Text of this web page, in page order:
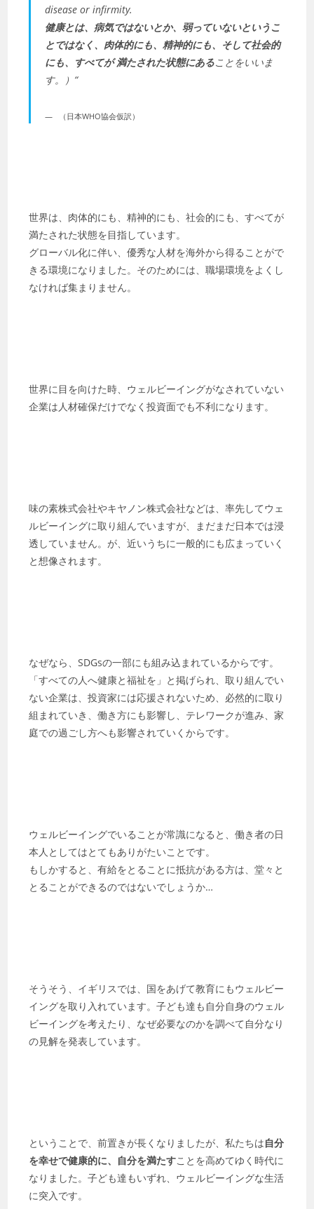
disease or infirmity.
健康とは、病気ではないとか、弱っていないというこ
とではなく、肉体的にも、精神的にも、そして社会的
にも、すべてが 満たされた状態にあることをいいま
す。）“
（日本WHO協会仮訳）
世界は、肉体的にも、精神的にも、社会的にも、すべてが
満たされた状態を目指しています。
グローバル化に伴い、優秀な人材を海外から得ることがで
きる環境になりました。そのためには、職場環境をよくし
なければ集まりません。
世界に目を向けた時、ウェルビーイングがなされていない
企業は人材確保だけでなく投資面でも不利になります。
味の素株式会社やキヤノン株式会社などは、率先してウェ
ルビーイングに取り組んでいますが、まだまだ日本では浸
透していません。が、近いうちに一般的にも広まっていく
と想像されます。
なぜなら、SDGsの一部にも組み込まれているからです。
「すべての人へ健康と福祉を」と掲げられ、取り組んでい
ない企業は、投資家には応援されないため、必然的に取り
組まれていき、働き方にも影響し、テレワークが進み、家
庭での過ごし方へも影響されていくからです。
ウェルビーイングでいることが常識になると、働き者の日
本人としてはとてもありがたいことです。
もしかすると、有給をとることに抵抗がある方は、堂々と
とることができるのではないでしょうか…
そうそう、イギリスでは、国をあげて教育にもウェルビー
イングを取り入れています。子ども達も自分自身のウェル
ビーイングを考えたり、なぜ必要なのかを調べて自分なり
の見解を発表しています。
ということで、前置きが長くなりましたが、私たちは自分
を幸せで健康的に、自分を満たすことを高めてゆく時代に
なりました。子ども達もいずれ、ウェルビーイングな生活
に突入です。